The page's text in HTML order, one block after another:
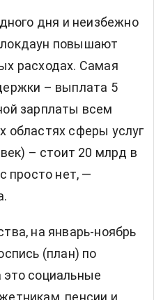
дня и неизбежно
повышают
расходах. Самая
– выплата 5
зарплаты всем
областях сферы услуг
– стоит 20 млрд в
просто нет, —
на январь-ноябрь
(план) по
социальные
пенсии и